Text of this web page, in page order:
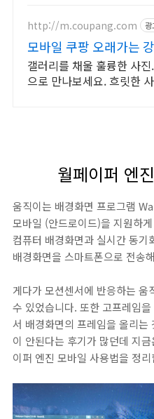
http://m.coupang.com 광
모바일 쿠팡 오래가는
갤러리를 채울 훌륭한 사
으로 만나보세요. 흐릿한
월페이퍼 엔
움직이는 배경화면 프로그램
모바일 (안드로이드)을 지원하
컴퓨터 배경화면과 실시간 동
배경화면을 스마트폰으로 전송
게다가 모션센서에 반응하는
수 있었습니다. 또한 고프레임
서 배경화면의 프레임을 올리는
이 안된다는 후기가 많던데 지
이퍼 엔진 모바일 사용법을 정리